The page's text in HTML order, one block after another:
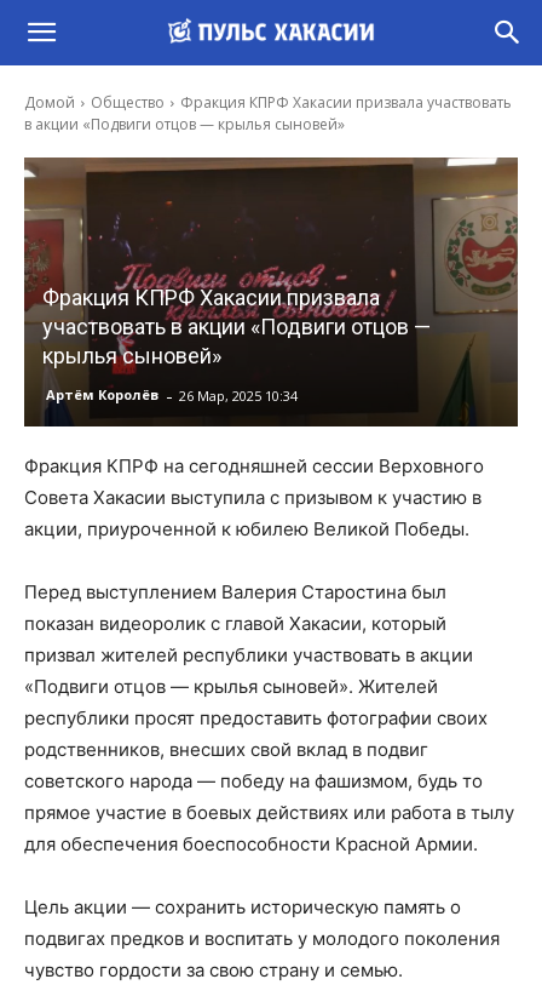
Домой Общество
Фракция КПРФ Хакасии призвала участвовать
в акции «Подвиги отцов — крылья сыновей»
Фракция КПРФ Хакасии призвала
участвовать в акции «Подвиги отцов —
крылья сыновей»
Артём Королёв - 26 Мар, 2025 10:34
Фракция КПРФ на сегодняшней сессии Верховного
Совета Хакасии выступила с призывом к участию в
акции, приуроченной к юбилею Великой Победы.
Перед выступлением Валерия Старостина был
показан видеоролик с главой Хакасии, который
призвал жителей республики участвовать в акции
«Подвиги отцов — крылья сыновей». Жителей
республики просят предоставить фотографии своих
родственников, внесших свой вклад в подвиг
советского народа — победу на фашизмом, будь то
прямое участие в боевых действиях или работа в тылу
для обеспечения боеспособности Красной Армии.
Цель акции — сохранить историческую память о
подвигах предков и воспитать у молодого поколения
чувство гордости за свою страну и семью.